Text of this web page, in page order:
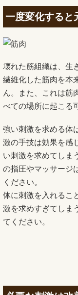
一度変化すると
壊れた筋組織は、生
繊維化した筋肉を本
ん。また、これは筋
べての場所に起こる
強い刺激を求める体
激の手技は効果を感
い刺激を求めてしま
の指圧やマッサージ
ください。
体に刺激を入れるこ
激を求めすぎてしま
てください。